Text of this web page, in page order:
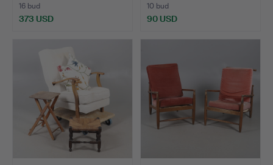
16 bud
373 USD
10 bud
90 USD